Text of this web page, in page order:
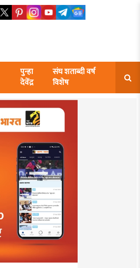
पुन्हा
देवेंद्र
संघ शताब्दी वर्ष
विशेष